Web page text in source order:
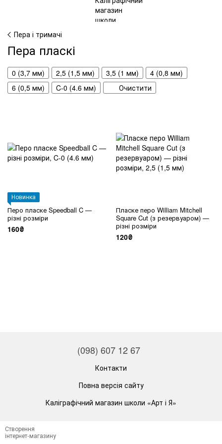
Пера і тримачі
Пера пласкі
0 (3,7 мм) 2,5 (1,5 мм) 3,5 (1 мм)
4 (0,8 мм)
6 (0,5 мм)
C-0 (4.6 мм) Очистити
Новинка
Перо пласке Speedball C —
різні розміри
160₴
Пласке перо William Mitchell
Square Cut (з резервуаром) —
різні розміри
120₴
(098) 607 12 67
Контакти
Повна версія сайту
Каліграфічний магазин школи «Арт і Я»
Створення
інтернет-магазину